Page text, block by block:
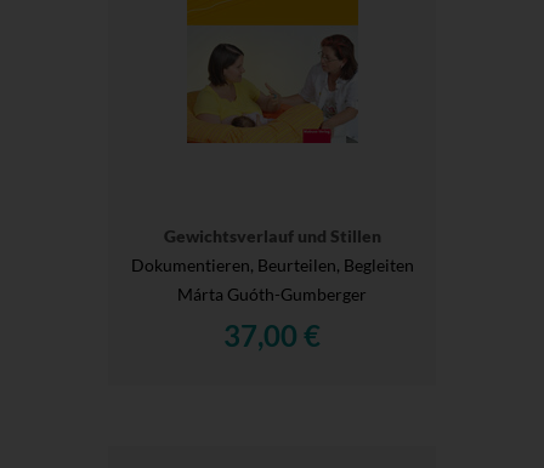
Gewichtsverlauf und Stillen
Dokumentieren, Beurteilen, Begleiten
Márta Guóth-Gumberger
37,00 €